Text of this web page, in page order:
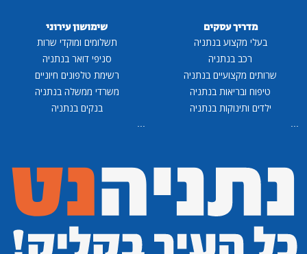
מדריך עסקים
בעלי מקצוע בנתניה
רכב בנתניה
שרותים מקצועיים בנתניה
טיפוח ובריאות בנתניה
ילדים ותינוקות בנתניה
...
שימושון עירוני
תשלומים ומוקדי שרות
סניפי דואר בנתניה
רשימת טלפונים חיוניים
משרדי ממשלה בנתניה
בנקים בנתניה
...